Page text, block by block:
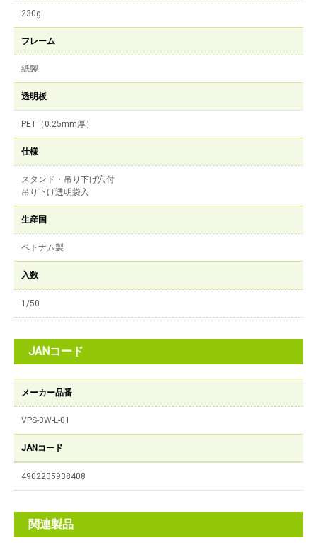
230g
フレーム
紙製
透明板
PET（0.25mm厚）
仕様
スタンド・吊り下げ穴付
吊り下げ透明袋入
生産国
ベトナム製
入数
1/50
JANコード
メーカー品番
VPS-3W-L-01
JANコード
4902205938408
関連製品